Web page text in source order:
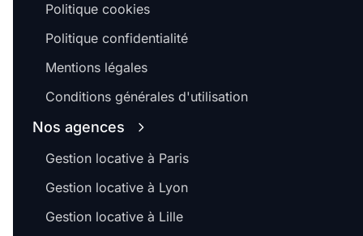
Politique cookies
Politique confidentialité
Mentions légales
Conditions générales d'utilisation
Nos agences
Gestion locative à Paris
Gestion locative à Lyon
Gestion locative à Lille